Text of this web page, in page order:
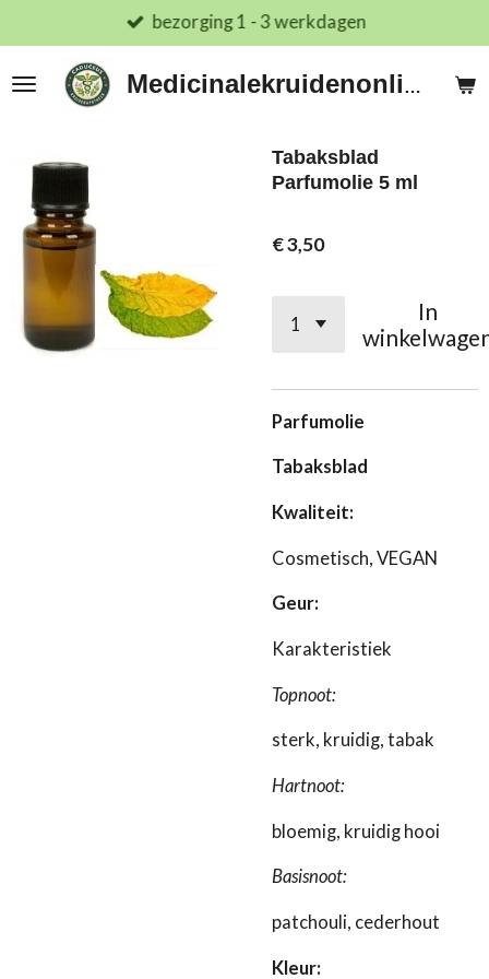
direct
naar
Medicinalekruidenonline.nl
bezorging 1 - 3 werkdagen
Tabaksblad
Parfumolie 5 ml
€ 3,50
In
Parfumolie
Tabaksblad
Kwaliteit:
Cosmetisch, VEGAN
Geur:
Karakteristiek
Topnoot:
sterk, kruidig, tabak
Hartnoot:
bloemig, kruidig hooi
Basisnoot:
patchouli, cederhout
Kleur: